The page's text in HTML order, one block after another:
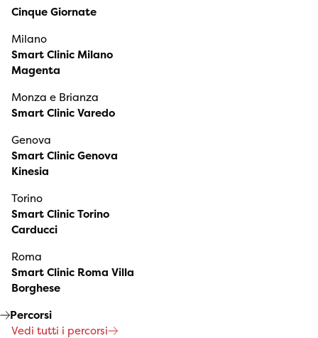
Cinque Giornate
Milano
Smart Clinic Milano
Magenta
Monza e Brianza
Smart Clinic Varedo
Genova
Smart Clinic Genova
Kinesia
Torino
Smart Clinic Torino
Carducci
Roma
Smart Clinic Roma Villa
Borghese
Percorsi
Vedi tutti i percorsi